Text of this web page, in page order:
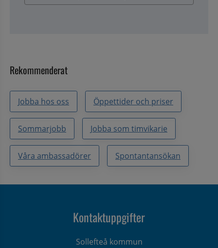
Rekommenderat
Jobba hos oss Öppettider och priser
Sommarjobb Jobba som timvikarie
Våra ambassadörer Spontantansökan
Kontaktuppgifter
Sollefteå kommun